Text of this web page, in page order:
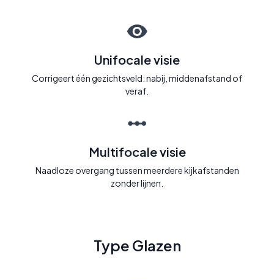
Unifocale visie
Corrigeert één gezichtsveld: nabij, middenafstand of
veraf.
Multifocale visie
Naadloze overgang tussen meerdere kijkafstanden
zonder lijnen.
Type Glazen